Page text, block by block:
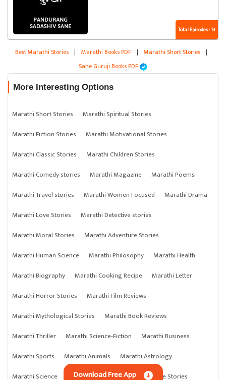
Total Episodes : 13
Best Marathi Stories | Marathi Books PDF | Marathi Short Stories |
Sane Guruji Books PDF
More Interesting Options
Marathi Short Stories
Marathi Spiritual Stories
Marathi Fiction Stories
Marathi Motivational Stories
Marathi Classic Stories
Marathi Children Stories
Marathi Comedy stories
Marathi Magazine
Marathi Poems
Marathi Travel stories
Marathi Women Focused
Marathi Drama
Marathi Love Stories
Marathi Detective stories
Marathi Moral Stories
Marathi Adventure Stories
Marathi Human Science
Marathi Philosophy
Marathi Health
Marathi Biography
Marathi Cooking Recipe
Marathi Letter
Marathi Horror Stories
Marathi Film Reviews
Marathi Mythological Stories
Marathi Book Reviews
Marathi Thriller
Marathi Science-Fiction
Marathi Business
Marathi Sports
Marathi Animals
Marathi Astrology
Marathi Science
Marathi Anything Marathi Crime Stories
Download Free App